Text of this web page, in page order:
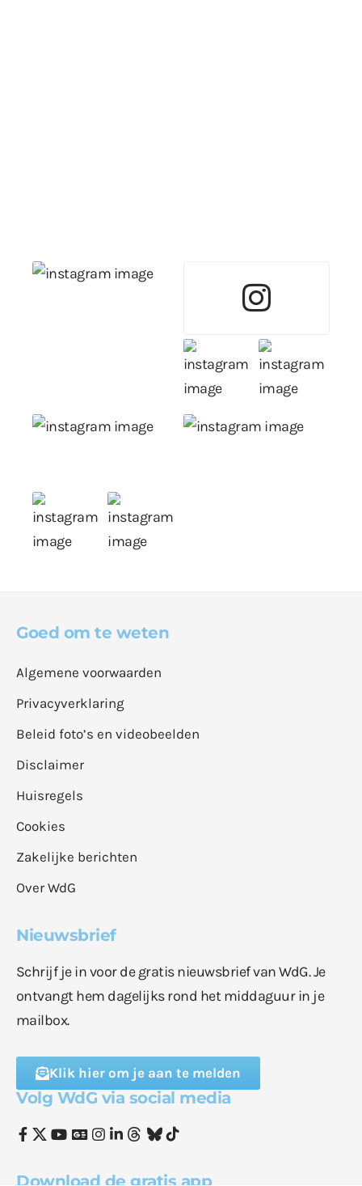
Goed om te weten
Algemene voorwaarden
Privacyverklaring
Beleid foto’s en videobeelden
Disclaimer
Huisregels
Cookies
Zakelijke berichten
Over WdG
Nieuwsbrief
Schrijf je in voor de gratis nieuwsbrief van WdG. Je
ontvangt hem dagelijks rond het middaguur in je
mailbox.
Klik hier om je aan te melden
Volg WdG via social media
Download de gratis app